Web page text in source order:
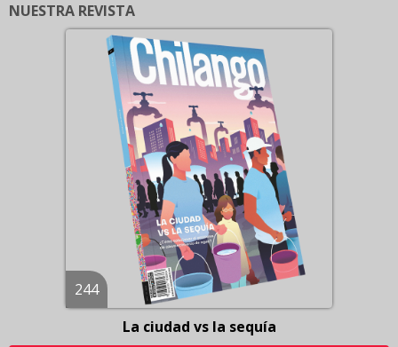
NUESTRA REVISTA
244
La ciudad vs la sequía